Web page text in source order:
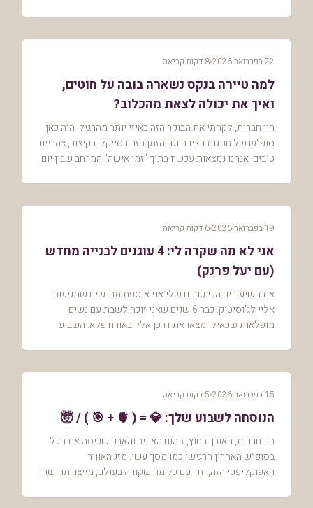
22 בפברואר 2026 8 דקות קריאה
למה טיירה בנקס נשארה בובה על חוטים,
ואיך את יכולה לצאת מהכלוב?
היי חברות, לקחתי את הבוקר הזה באיזי יותר מהרגיל, היה כאן
סופ״ש של חגיגות ויצירה וגם הזמן הזה בסייקל. בקיצור, צהריים
טובים. אנחנו נמצאות עכשיו בתוך "זמן אישה" המרחב שבין יום
19 בפברואר 2026 6 דקות קריאה
אני לא מה שקרה לי: 4 עוגנים לבנייה מחדש
(עם יעל פרנק)
את השיעורים הכי טובים שלי אני אוספת מהנשים שמגיעות
אליי לג'וסיטוק. כבר 6 שנים שאני זוכה לשבת עם נשים
מופלאות שכאילו מצאו את דרכן אליי באורח פלא. השבוע
15 בפברואר 2026 5 דקות קריאה
הנוסחה לשבוע שלך: 💎 = ( 🫀 + 🎯 ) / 🤯
היי חברות, האובך בחוץ, זיהום האוויר והאבק שכיסה את הכל
בסופ״ש האחרון הרגישו כמו מסך עשן. מזג האוויר
האפוקליפטי הזה, יחד עם כל מה שקורה בעולם, מייצר תחושה